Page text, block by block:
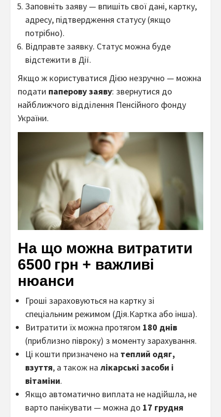
Заповніть заяву — впишіть свої дані, картку,
адресу, підтвердження статусу (якщо
потрібно).
Відправте заявку. Статус можна буде
відстежити в Дії.
Якщо ж користуватися Дією незручно — можна
подати паперову заяву: звернутися до
найближчого відділення Пенсійного фонду
України.
На що можна витратити
6500 грн + важливі
нюанси
Гроші зараховуються на картку зі
спеціальним режимом (Дія.Картка або інша).
Витратити їх можна протягом 180 днів
(приблизно півроку) з моменту зарахування.
Ці кошти призначено на теплий одяг,
взуття, а також на лікарські засоби і
вітаміни.
Якщо автоматично виплата не надійшла, не
варто панікувати — можна до 17 грудня